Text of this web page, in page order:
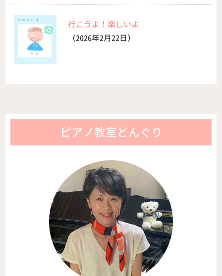
行こうよ！楽しいよ
（2026年2月22日）
ピアノ教室どんぐり